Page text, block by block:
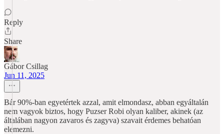
Reply
Share
Gábor Csillag
Jun 11, 2025
Bár 90%-ban egyetértek azzal, amit elmondasz, abban egyáltalán
nem vagyok biztos, hogy Puzser Robi olyan kaliber, akinek (az
általában nagyon zavaros és zagyva) szavait érdemes behatóan
elemezni.